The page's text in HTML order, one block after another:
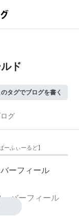
ド
のタグでブログを書く
グ
ーふぃーるど】
ーフィール
ーバーフィール